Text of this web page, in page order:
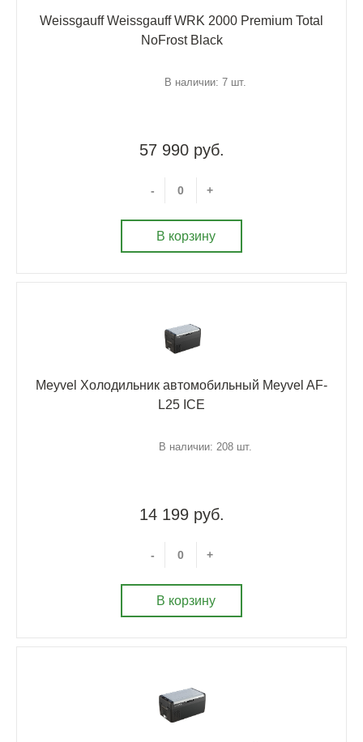
Weissgauff Weissgauff WRK 2000 Premium Total
NoFrost Black
В наличии: 7 шт.
57 990 руб.
- +
В корзину
Meyvel Холодильник автомобильный Meyvel AF-
L25 ICE
В наличии: 208 шт.
14 199 руб.
- +
В корзину